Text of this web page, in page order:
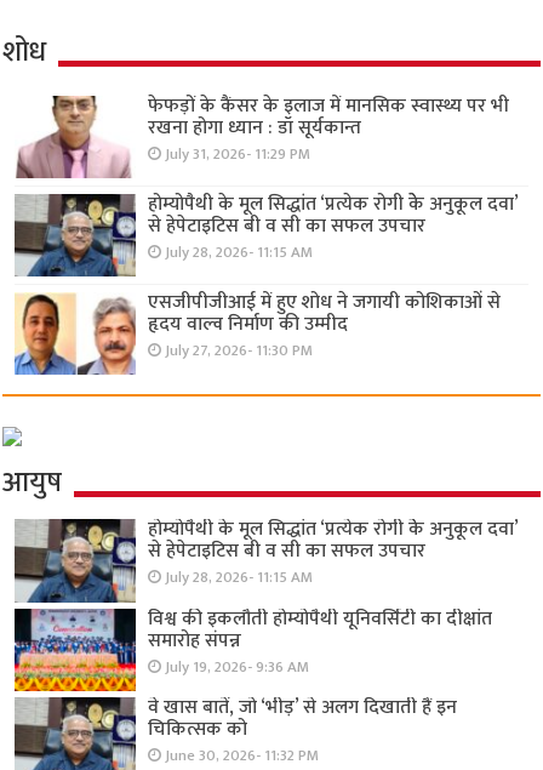
शोध
फेफड़ों के कैंसर के इलाज में मानसिक स्वास्थ्य पर भी
रखना होगा ध्यान : डॉ सूर्यकान्त
July 31, 2026- 11:29 PM
होम्योपैथी के मूल सिद्धांत ‘प्रत्येक रोगी केे अनुकूल दवा’
से हेपेटाइटिस बी व सी का सफल उपचार
July 28, 2026- 11:15 AM
एसजीपीजीआई में हुए शोध ने जगायी कोशिकाओं से
हृदय वाल्व निर्माण की उम्मीद
July 27, 2026- 11:30 PM
आयुष
होम्योपैथी के मूल सिद्धांत ‘प्रत्येक रोगी केे अनुकूल दवा’
से हेपेटाइटिस बी व सी का सफल उपचार
July 28, 2026- 11:15 AM
विश्व की इकलौती होम्योपैथी यूनिवर्सिटी का दीक्षांत
समारोह संपन्न
July 19, 2026- 9:36 AM
वे खास बातें, जो ‘भीड़’ से अलग दिखाती हैं इन
चिकित्सक को
June 30, 2026- 11:32 PM